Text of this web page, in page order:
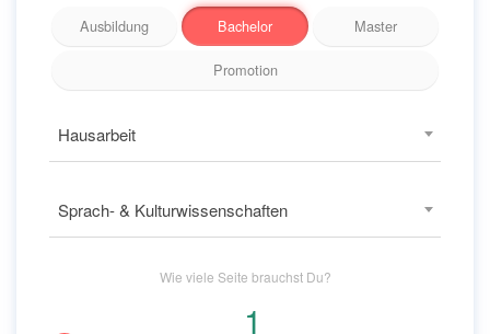
Ausbildung Bachelor Master
Promotion
Hausarbeit
Sprach- & Kulturwissenschaften
Wie viele Seite brauchst Du?